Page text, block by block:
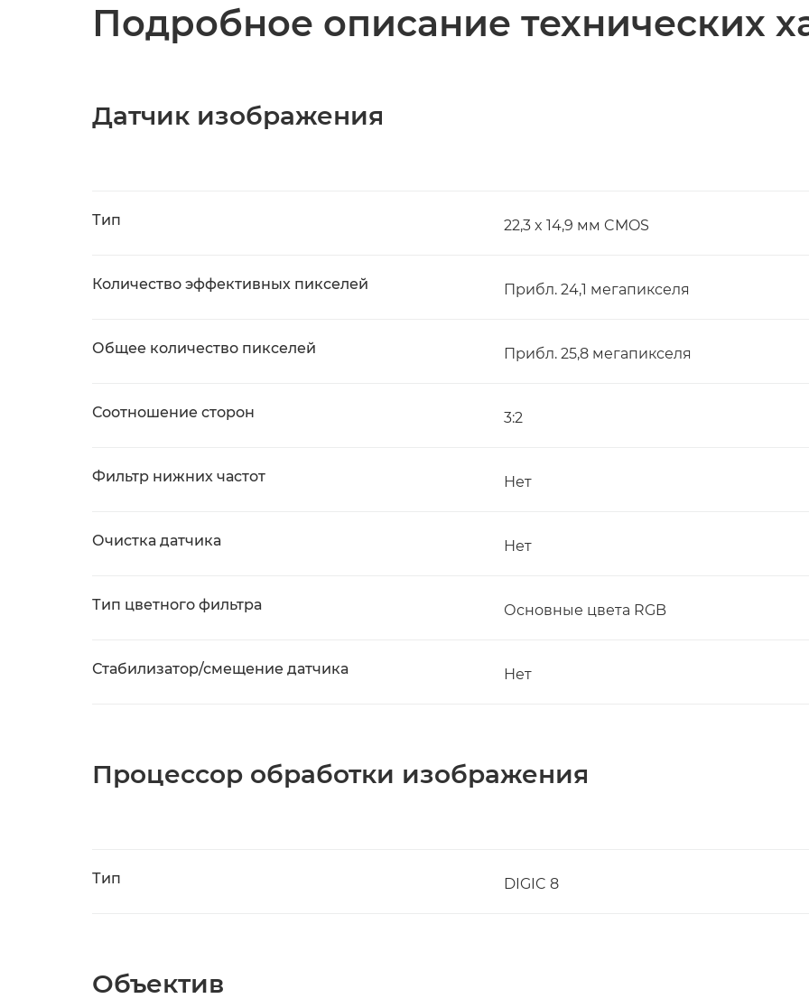
Подробное описание технических
Датчик изображения
Тип 22,3 x 14,9 мм CMOS
Количество эффективных пикселей Прибл. 24,1 мегапикселя
Общее количество пикселей Прибл. 25,8 мегапикселя
Соотношение сторон 3:2
Фильтр нижних частот Нет
Очистка датчика Нет
Тип цветного фильтра Основные цвета RGB
Стабилизатор/смещение датчика Нет
Процессор обработки изображения
Тип DIGIC 8
Объектив